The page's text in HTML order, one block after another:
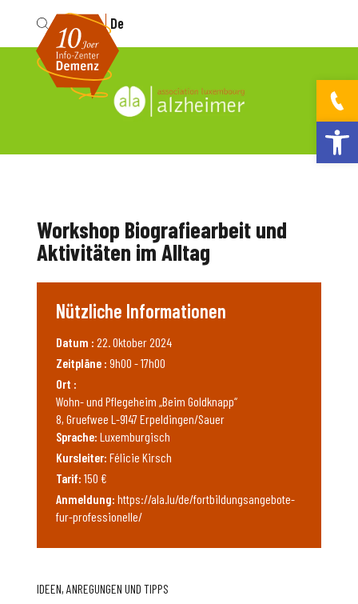
Fr De
IDEEN, ANREGUNGEN UND TIPPS
Workshop Biografiearbeit und
Aktivitäten im Alltag
Nützliche Informationen
Datum : 22. Oktober 2024
Zeitpläne : 9h00 - 17h00
Ort :
Wohn- und Pflegeheim „Beim Goldknapp“
8, Gruefwee L-9147 Erpeldingen/Sauer
Sprache: Luxemburgisch
Kursleiter: Félicie Kirsch
Tarif: 150 €
Anmeldung: https://ala.lu/de/fortbildungsangebote-
fur-professionelle/